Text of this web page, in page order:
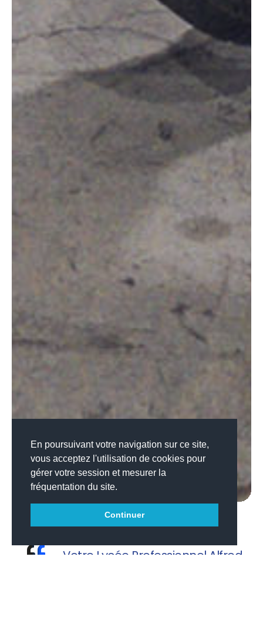
En poursuivant votre navigation sur ce site,
vous acceptez l'utilisation de cookies pour
gérer votre session et mesurer la
fréquentation du site.
Continuer
Votre Lycée Professionnel Alfred